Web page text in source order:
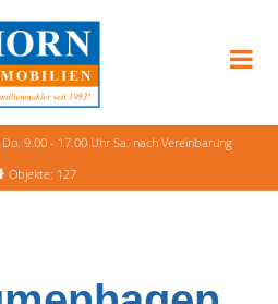
9.00 - 17.00 Uhr Sa. nach Vereinbarung
Objekte: 127